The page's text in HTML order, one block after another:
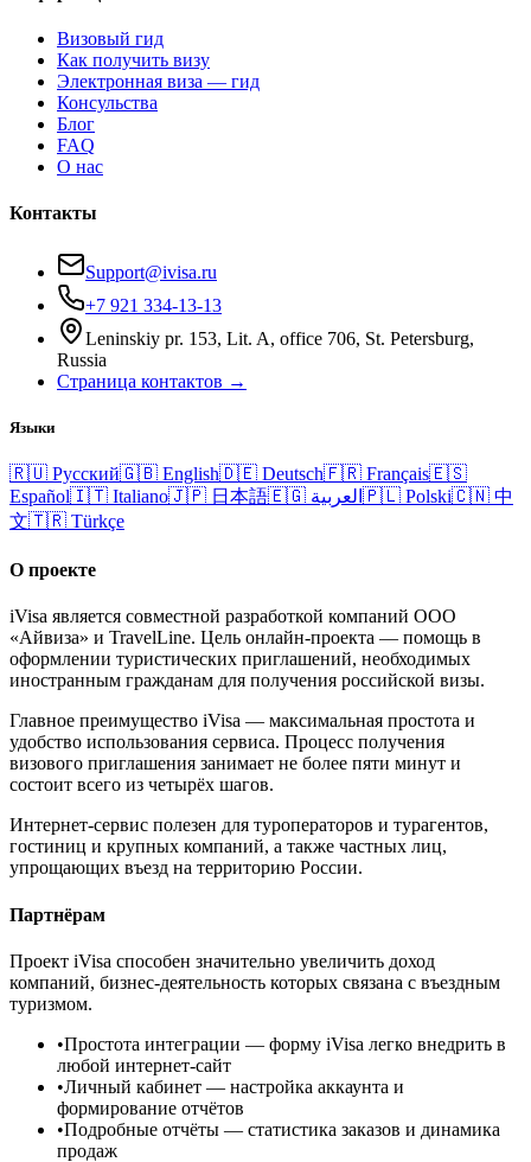
Визовый гид
Как получить визу
Электронная виза — гид
Консульства
Блог
FAQ
О нас
Контакты
Support@ivisa.ru
+7 921 334-13-13
Leninskiy pr. 153, Lit. A, office 706, St. Petersburg,
Russia
Страница контактов →
Языки
🇷🇺 Русский🇬🇧 English🇩🇪 Deutsch🇫🇷 Français🇪🇸
Español🇮🇹 Italiano🇯🇵 日本語🇪🇬 العربية 🇵🇱 Polski🇨🇳 中
文🇹🇷 Türkçe
О проекте
iVisa является совместной разработкой компаний ООО
«Айвиза» и TravelLine. Цель онлайн-проекта — помощь в
оформлении туристических приглашений, необходимых
иностранным гражданам для получения российской визы.
Главное преимущество iVisa — максимальная простота и
удобство использования сервиса. Процесс получения
визового приглашения занимает не более пяти минут и
состоит всего из четырёх шагов.
Интернет-сервис полезен для туроператоров и турагентов,
гостиниц и крупных компаний, а также частных лиц,
упрощающих въезд на территорию России.
Партнёрам
Проект iVisa способен значительно увеличить доход
компаний, бизнес-деятельность которых связана с въездным
туризмом.
•Простота интеграции — форму iVisa легко внедрить в
любой интернет-сайт
•Личный кабинет — настройка аккаунта и
формирование отчётов
•Подробные отчёты — статистика заказов и динамика
продаж